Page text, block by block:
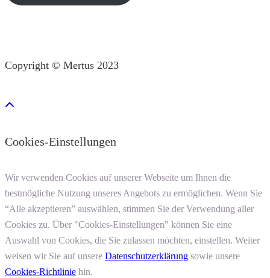
Copyright © Mertus 2023
Cookies-Einstellungen
Wir verwenden Cookies auf unserer Webseite um Ihnen die
bestmögliche Nutzung unseres Angebots zu ermöglichen. Wenn Sie
“Alle akzeptieren” auswählen, stimmen Sie der Verwendung aller
Cookies zu. Über "Cookies-Einstellungen" können Sie eine
Auswahl von Cookies, die Sie zulassen möchten, einstellen. Weiter
weisen wir Sie auf unsere Datenschutzerklärung sowie unsere
Cookies-Richtlinie hin.